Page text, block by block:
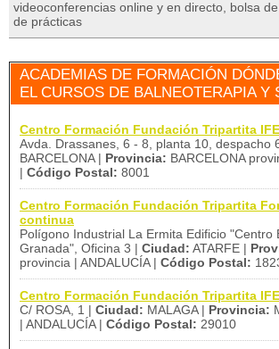
videoconferencias online y en directo, bolsa
de prácticas
ACADEMIAS DE FORMACIÓN
EL CURSOS DE BALNEOTERAPIA Y
Centro Formación Fundación Tripartita
Avda. Drassanes, 6 - 8, planta 10, despacho
BARCELONA | Provincia: BARCELONA
| Código Postal: 8001
Centro Formación Fundación Tripartita
continua
Polígono Industrial La Ermita Edificio "Centro
Granada", Oficina 3 | Ciudad: ATARFE |
provincia | ANDALUCÍA | Código Postal:
Centro Formación Fundación Tripartita
C/ ROSA, 1 | Ciudad: MALAGA | Provincia:
| ANDALUCÍA | Código Postal: 29010